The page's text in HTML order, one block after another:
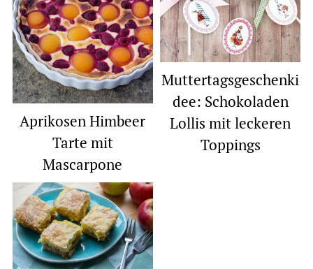
Aprikosen Himbeer
Tarte mit
Mascarpone
Muttertagsgeschenki
dee: Schokoladen
Lollis mit leckeren
Toppings